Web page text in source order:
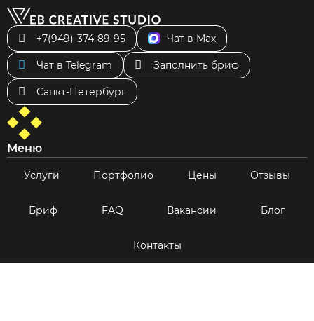
+7(949)-374-89-95 Чат в Max
Чат в Telegram Заполнить бриф
Санкт-Петербург
Меню
Услуги Портфолио Цены Отзывы
Бриф FAQ Вакансии Блог
Контакты